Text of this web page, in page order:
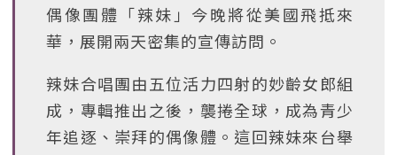
偶像團體「辣妹」今晚將從美國飛抵來
華，展開兩天密集的宣傳訪問。
辣妹合唱團由五位活力四射的妙齡女郎組
成，專輯推出之後，襲捲全球，成為青少
年追逐、崇拜的偶像體。這回辣妹來台舉